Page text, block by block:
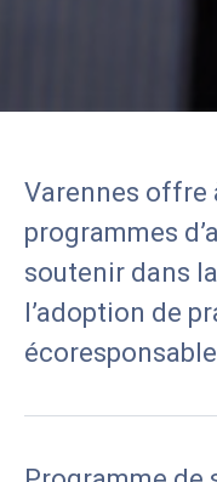
Varennes offre
programmes
soutenir dans
l’adoption de